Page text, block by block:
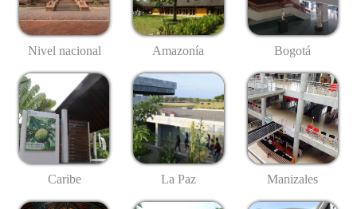
Nivel nacional Amazonía Bogotá
Caribe La Paz Manizales